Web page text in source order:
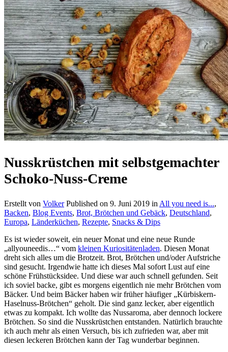
Nusskrüstchen mit selbstgemachter
Schoko-Nuss-Creme
Erstellt von Volker Published on 9. Juni 2019 in All you need is...,
Backen, Blog Events, Brot, Brötchen und Gebäck, Deutschland,
Europa, Länderküchen, Rezepte, Snacks & Dips
Es ist wieder soweit, ein neuer Monat und eine neue Runde
„allyouneedis…“ vom kleinen Kuriositätenladen. Diesen Monat
dreht sich alles um die Brotzeit. Brot, Brötchen und/oder Aufstriche
sind gesucht. Irgendwie hatte ich dieses Mal sofort Lust auf eine
schöne Frühstücksidee. Und diese war auch schnell gefunden. Seit
ich soviel backe, gibt es morgens eigentlich nie mehr Brötchen vom
Bäcker. Und beim Bäcker haben wir früher häufiger „Kürbiskern-
Haselnuss-Brötchen“ geholt. Die sind ganz lecker, aber eigentlich
etwas zu kompakt. Ich wollte das Nussaroma, aber dennoch lockere
Brötchen. So sind die Nusskrüstchen entstanden. Natürlich brauchte
ich auch mehr als einen Versuch, bis ich zufrieden war, aber mit
diesen leckeren Brötchen kann der Tag wunderbar beginnen.